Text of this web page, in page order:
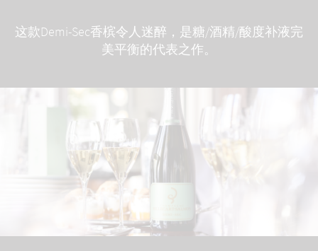
这款Demi-Sec香槟令人迷醉，是糖/酒精/酸度补液完
美平衡的代表之作。